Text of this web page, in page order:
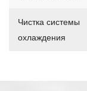
Чистка системы
охлаждения